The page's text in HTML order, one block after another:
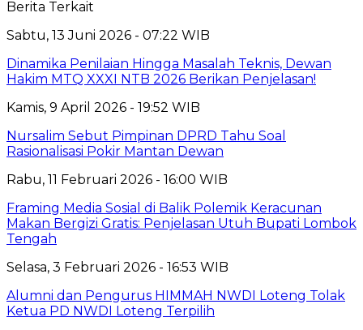
Berita Terkait
Sabtu, 13 Juni 2026 - 07:22 WIB
Dinamika Penilaian Hingga Masalah Teknis, Dewan
Hakim MTQ XXXI NTB 2026 Berikan Penjelasan!
Kamis, 9 April 2026 - 19:52 WIB
Nursalim Sebut Pimpinan DPRD Tahu Soal
Rasionalisasi Pokir Mantan Dewan
Rabu, 11 Februari 2026 - 16:00 WIB
Framing Media Sosial di Balik Polemik Keracunan
Makan Bergizi Gratis: Penjelasan Utuh Bupati Lombok
Tengah
Selasa, 3 Februari 2026 - 16:53 WIB
Alumni dan Pengurus HIMMAH NWDI Loteng Tolak
Ketua PD NWDI Loteng Terpilih